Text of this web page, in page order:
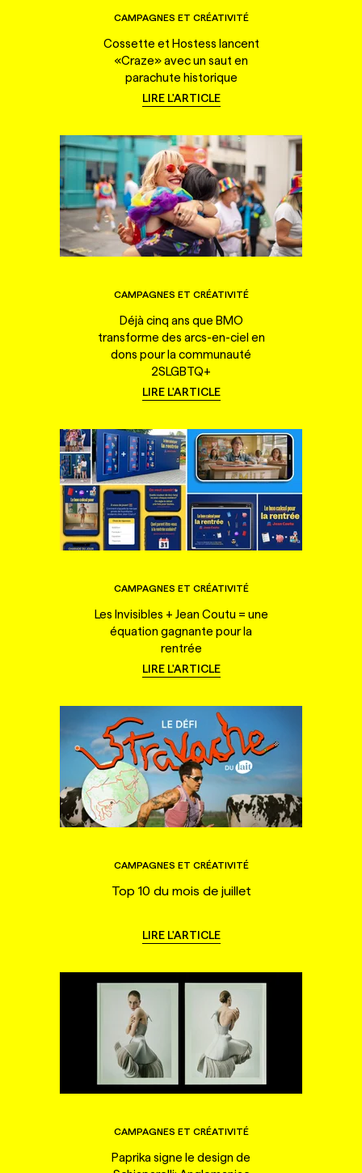
CAMPAGNES ET CRÉATIVITÉ
Cossette et Hostess lancent
«Craze» avec un saut en
parachute historique
LIRE L'ARTICLE
CAMPAGNES ET CRÉATIVITÉ
Déjà cinq ans que BMO
transforme des arcs-en-ciel en
dons pour la communauté
2SLGBTQ+
LIRE L'ARTICLE
CAMPAGNES ET CRÉATIVITÉ
Les Invisibles + Jean Coutu = une
équation gagnante pour la
rentrée
LIRE L'ARTICLE
CAMPAGNES ET CRÉATIVITÉ
Top 10 du mois de juillet
LIRE L'ARTICLE
CAMPAGNES ET CRÉATIVITÉ
Paprika signe le design de